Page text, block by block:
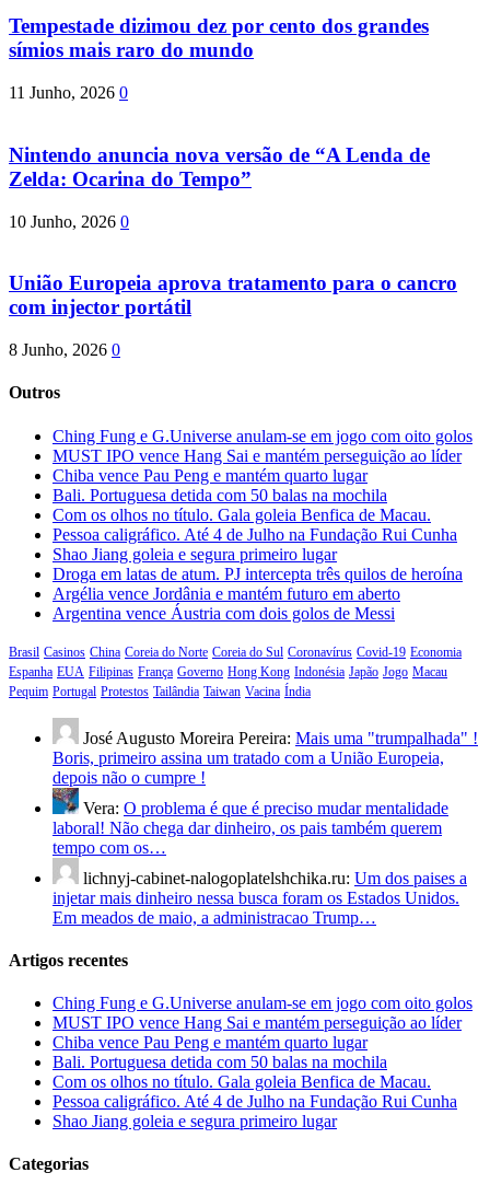
Tempestade dizimou dez por cento dos grandes
símios mais raro do mundo
11 Junho, 2026 0
Nintendo anuncia nova versão de “A Lenda de
Zelda: Ocarina do Tempo”
10 Junho, 2026 0
União Europeia aprova tratamento para o cancro
com injector portátil
8 Junho, 2026 0
Outros
Ching Fung e G.Universe anulam-se em jogo com oito golos
MUST IPO vence Hang Sai e mantém perseguição ao líder
Chiba vence Pau Peng e mantém quarto lugar
Bali. Portuguesa detida com 50 balas na mochila
Com os olhos no título. Gala goleia Benfica de Macau.
Pessoa caligráfico. Até 4 de Julho na Fundação Rui Cunha
Shao Jiang goleia e segura primeiro lugar
Droga em latas de atum. PJ intercepta três quilos de heroína
Argélia vence Jordânia e mantém futuro em aberto
Argentina vence Áustria com dois golos de Messi
Brasil Casinos China Coreia do Norte Coreia do Sul Coronavírus Covid-19 Economia
Espanha EUA Filipinas França Governo Hong Kong Indonésia Japão Jogo Macau
Pequim Portugal Protestos Tailândia Taiwan Vacina Índia
José Augusto Moreira Pereira: Mais uma "trumpalhada" !
Boris, primeiro assina um tratado com a União Europeia,
depois não o cumpre !
Vera: O problema é que é preciso mudar mentalidade
laboral! Não chega dar dinheiro, os pais também querem
tempo com os…
lichnyj-cabinet-nalogoplatelshchika.ru: Um dos paises a
injetar mais dinheiro nessa busca foram os Estados Unidos.
Em meados de maio, a administracao Trump…
Artigos recentes
Ching Fung e G.Universe anulam-se em jogo com oito golos
MUST IPO vence Hang Sai e mantém perseguição ao líder
Chiba vence Pau Peng e mantém quarto lugar
Bali. Portuguesa detida com 50 balas na mochila
Com os olhos no título. Gala goleia Benfica de Macau.
Pessoa caligráfico. Até 4 de Julho na Fundação Rui Cunha
Shao Jiang goleia e segura primeiro lugar
Categorias